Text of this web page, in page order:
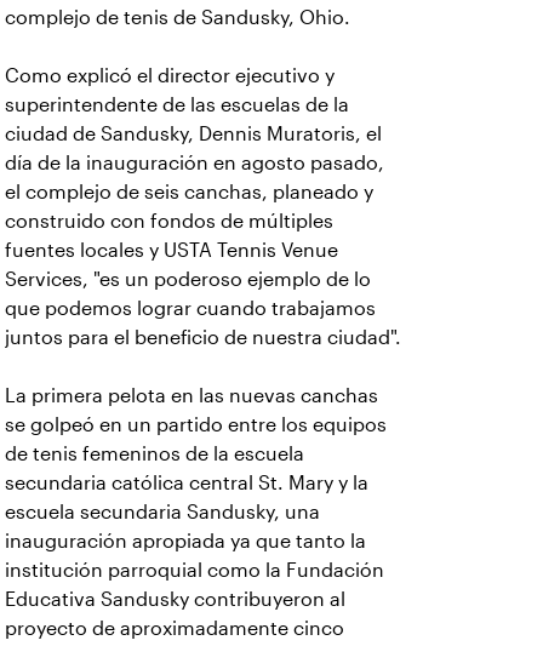
complejo de tenis de Sandusky, Ohio.
Como explicó el director ejecutivo y
superintendente de las escuelas de la
ciudad de Sandusky, Dennis Muratoris, el
día de la inauguración en agosto pasado,
el complejo de seis canchas, planeado y
construido con fondos de múltiples
fuentes locales y USTA Tennis Venue
Services, "es un poderoso ejemplo de lo
que podemos lograr cuando trabajamos
juntos para el beneficio de nuestra ciudad".
La primera pelota en las nuevas canchas
se golpeó en un partido entre los equipos
de tenis femeninos de la escuela
secundaria católica central St. Mary y la
escuela secundaria Sandusky, una
inauguración apropiada ya que tanto la
institución parroquial como la Fundación
Educativa Sandusky contribuyeron al
proyecto de aproximadamente cinco